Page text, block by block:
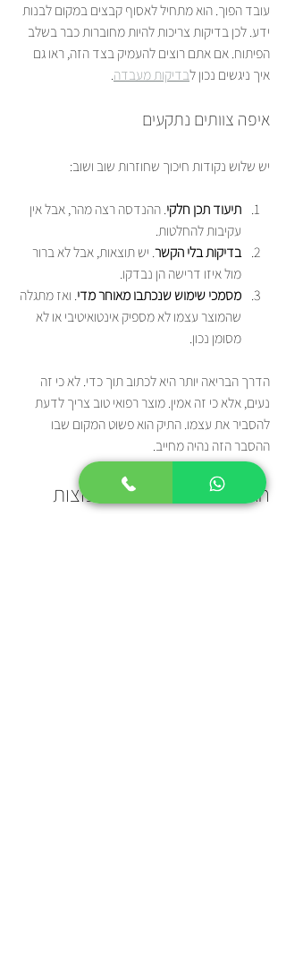
עובד הפוך. הוא מתחיל לאסוף קבצים במקום לבנות
ידע. לכן בדיקות צריכות להיות מחוברות כבר בשלב
הפיתוח. אם אתם רוצים להעמיק בצד הזה, ראו גם
איך ניגשים נכון לבדיקות מעבדה.
איפה צוותים נתקעים
יש שלוש נקודות חיכוך שחוזרות שוב ושוב:
תיעוד תכן חלקי. ההנדסה רצה מהר, אבל אין
עקיבות להחלטות.
בדיקות בלי הקשר. יש תוצאות, אבל לא ברור
מול איזו דרישה הן נבדקו.
מסמכי שימוש שנכתבו מאוחר מדי. ואז מתגלה
שהמוצר עצמו לא מספיק אינטואיטיבי או לא
מסומן נכון.
הדרך הבריאה יותר היא לכתוב תוך כדי. לא כי זה
נעים, אלא כי זה אמין. מוצר רפואי טוב צריך לדעת
להסביר את עצמו. התיק הוא פשוט המקום שבו
ההסבר הזה נהיה מחייב.
הגשה המתנה וטעויות נפוצות